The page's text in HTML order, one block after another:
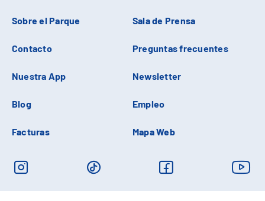
Sobre el Parque Sala de Prensa
Contacto Preguntas frecuentes
Nuestra App Newsletter
Blog Empleo
Facturas Mapa Web